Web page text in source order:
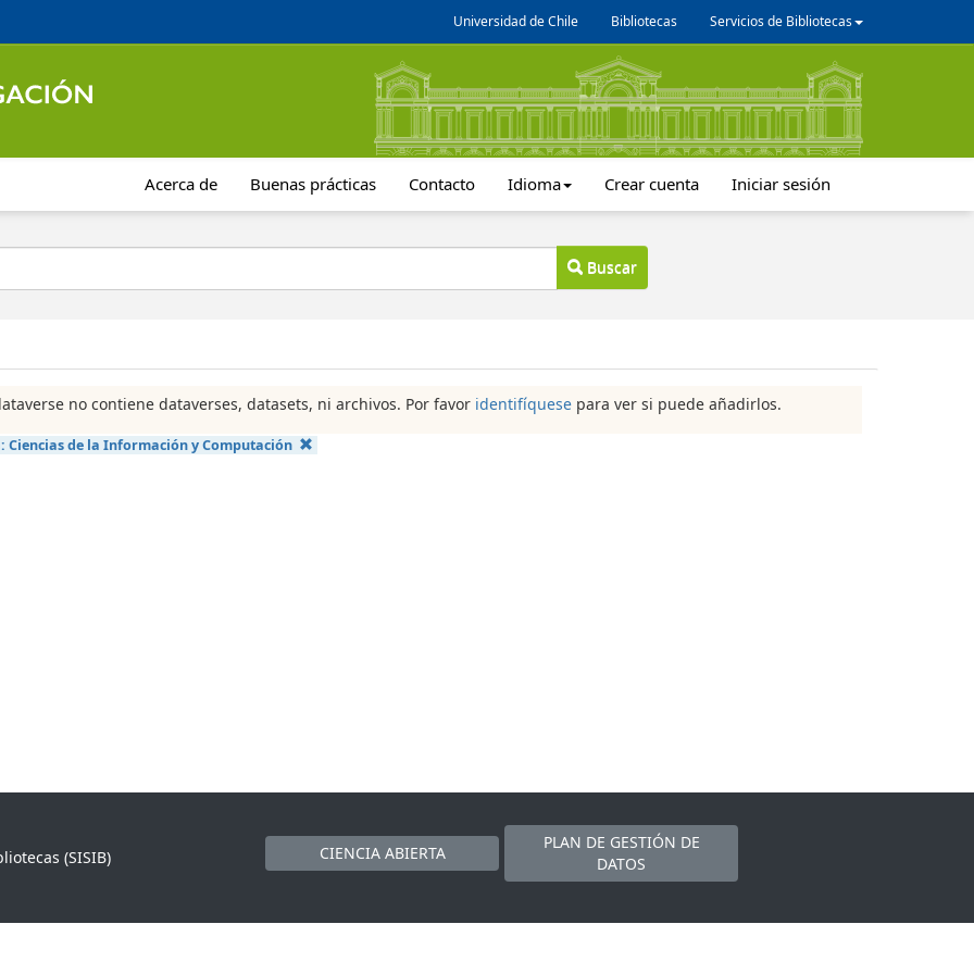
Universidad de Chile Bibliotecas Servicios de Bibliotecas
Acerca de Buenas prácticas Contacto Idioma Crear cuenta Iniciar sesión
Buscar
no contiene dataverses, datasets, ni archivos. Por favor identifíquese para ver si puede añadirlos.
Ciencias de la Información y Computación
(SISIB)
CIENCIA ABIERTA
PLAN DE GESTIÓN DE
DATOS